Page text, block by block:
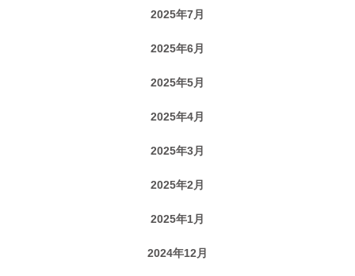
2025年7月
2025年6月
2025年5月
2025年4月
2025年3月
2025年2月
2025年1月
2024年12月